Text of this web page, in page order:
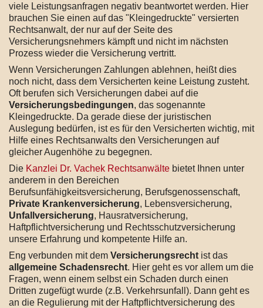
viele Leistungsanfragen negativ beantwortet werden. Hier
brauchen Sie einen auf das "Kleingedruckte" versierten
Rechtsanwalt, der nur auf der Seite des
Versicherungsnehmers kämpft und nicht im nächsten
Prozess wieder die Versicherung vertritt.
Wenn Versicherungen Zahlungen ablehnen, heißt dies
noch nicht, dass dem Versicherten keine Leistung zusteht.
Oft berufen sich Versicherungen dabei auf die
Versicherungsbedingungen, das sogenannte
Kleingedruckte. Da gerade diese der juristischen
Auslegung bedürfen, ist es für den Versicherten wichtig, mit
Hilfe eines Rechtsanwalts den Versicherungen auf
gleicher Augenhöhe zu begegnen.
Die Kanzlei Dr. Vachek Rechtsanwälte bietet Ihnen unter
anderem in den Bereichen
Berufsunfähigkeitsversicherung, Berufsgenossenschaft,
Private Krankenversicherung, Lebensversicherung,
Unfallversicherung, Hausratversicherung,
Haftpflichtversicherung und Rechtsschutzversicherung
unsere Erfahrung und kompetente Hilfe an.
Eng verbunden mit dem Versicherungsrecht ist das
allgemeine Schadensrecht. Hier geht es vor allem um die
Fragen, wenn einem selbst ein Schaden durch einen
Dritten zugefügt wurde (z.B. Verkehrsunfall). Dann geht es
an die Regulierung mit der Haftpflichtversicherung des